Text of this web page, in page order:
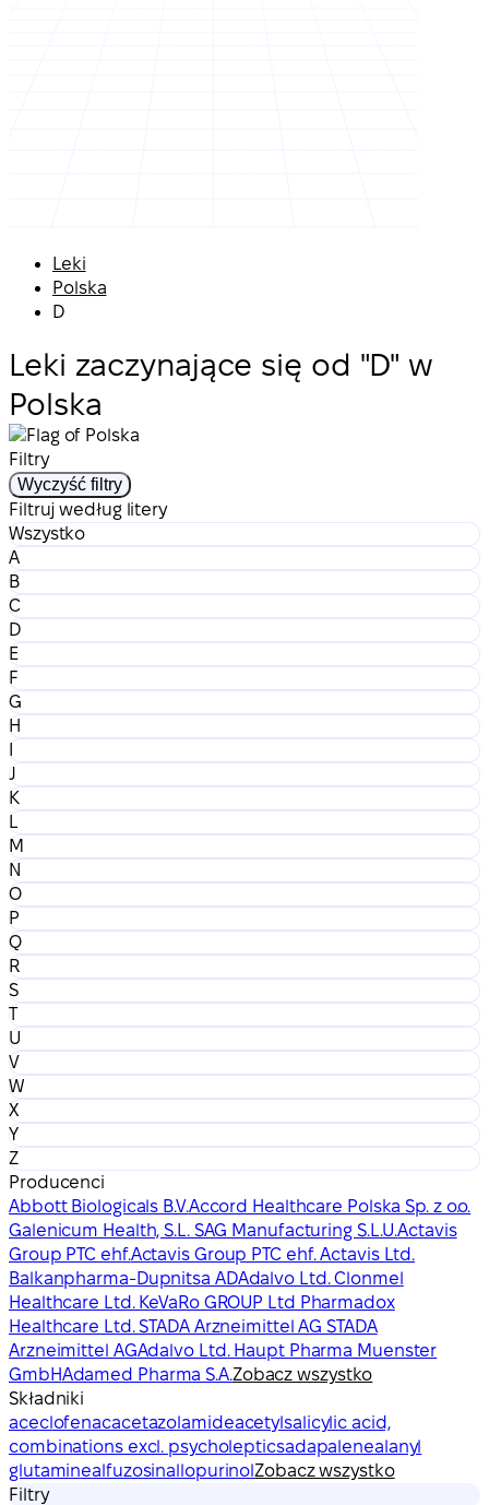
Leki
Polska
D
Leki zaczynające się od "D" w
Polska
Filtry
Wyczyść filtry
Filtruj według litery
Wszystko
A
B
C
D
E
F
G
H
I
J
K
L
M
N
O
P
Q
R
S
T
U
V
W
X
Y
Z
Producenci
Abbott Biologicals B.V.Accord Healthcare Polska Sp. z o.o.
Galenicum Health, S.L. SAG Manufacturing S.L.U.Actavis
Group PTC ehf.Actavis Group PTC ehf. Actavis Ltd.
Balkanpharma-Dupnitsa ADAdalvo Ltd. Clonmel
Healthcare Ltd. KeVaRo GROUP Ltd Pharmadox
Healthcare Ltd. STADA Arzneimittel AG STADA
Arzneimittel AGAdalvo Ltd. Haupt Pharma Muenster
GmbHAdamed Pharma S.A.Zobacz wszystko
Składniki
aceclofenacacetazolamideacetylsalicylic acid,
combinations excl. psycholepticsadapalenealanyl
glutaminealfuzosinallopurinolZobacz wszystko
Filtry